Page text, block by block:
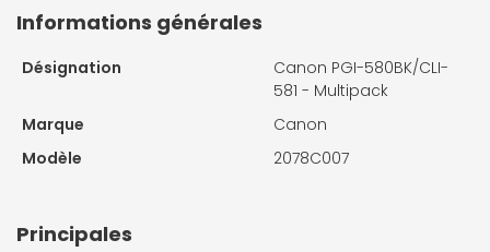
Informations générales
Désignation
Canon PGI-580BK/CLI-
581 - Multipack
Marque
Canon
Modèle
2078C007
Principales